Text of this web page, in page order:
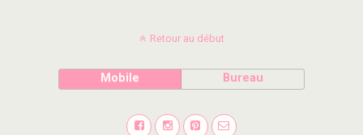
Retour au début
Mobile Bureau